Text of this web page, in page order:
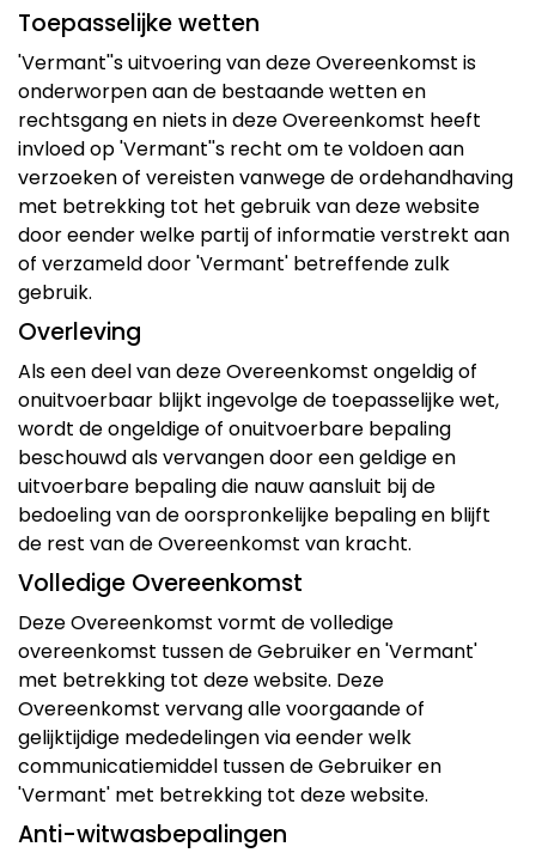
Toepasselijke wetten
'Vermant''s uitvoering van deze Overeenkomst is
onderworpen aan de bestaande wetten en
rechtsgang en niets in deze Overeenkomst heeft
invloed op 'Vermant''s recht om te voldoen aan
verzoeken of vereisten vanwege de ordehandhaving
met betrekking tot het gebruik van deze website
door eender welke partij of informatie verstrekt aan
of verzameld door 'Vermant' betreffende zulk
gebruik.
Overleving
Als een deel van deze Overeenkomst ongeldig of
onuitvoerbaar blijkt ingevolge de toepasselijke wet,
wordt de ongeldige of onuitvoerbare bepaling
beschouwd als vervangen door een geldige en
uitvoerbare bepaling die nauw aansluit bij de
bedoeling van de oorspronkelijke bepaling en blijft
de rest van de Overeenkomst van kracht.
Volledige Overeenkomst
Deze Overeenkomst vormt de volledige
overeenkomst tussen de Gebruiker en 'Vermant'
met betrekking tot deze website. Deze
Overeenkomst vervang alle voorgaande of
gelijktijdige mededelingen via eender welk
communicatiemiddel tussen de Gebruiker en
'Vermant' met betrekking tot deze website.
Anti-witwasbepalingen